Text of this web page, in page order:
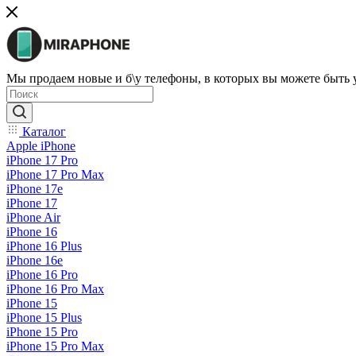
Мы продаем новые и б\у телефоны, в которых вы можете быть
Каталог
Apple iPhone
iPhone 17 Pro
iPhone 17 Pro Max
iPhone 17e
iPhone 17
iPhone Air
iPhone 16
iPhone 16 Plus
iPhone 16e
iPhone 16 Pro
iPhone 16 Pro Max
iPhone 15
iPhone 15 Plus
iPhone 15 Pro
iPhone 15 Pro Max